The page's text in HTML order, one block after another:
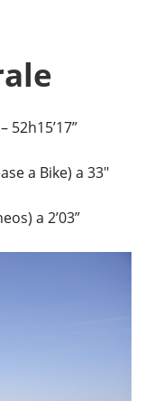
52h15’17”
a Bike) a 33″
a 2’03”